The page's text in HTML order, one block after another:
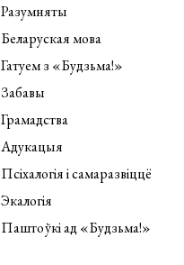
Разумняты
Беларуская мова
Гатуем з «Будзьма!»
Забавы
Грамадства
Адукацыя
Псіхалогія і самаразвіццё
Экалогія
Паштоўкі ад «Будзьма!»